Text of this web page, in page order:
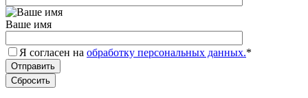
Ваше имя
Я согласен на обработку персональных данных.*